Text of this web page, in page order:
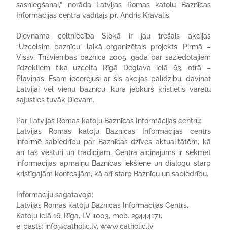
sasniegšanai,” norāda Latvijas Romas katoļu Baznīcas
Informācijas centra vadītājs pr. Andris Kravalis.
Dievnama celtniecība Slokā ir jau trešais akcijas
“Uzcelsim baznīcu” laikā organizētais projekts. Pirmā –
Vissv. Trīsvienības baznīca 2005. gadā par saziedotajiem
līdzekļiem tika uzcelta Rīgā Deglava ielā 63, otrā –
Pļaviņās. Esam iecerējuši ar šīs akcijas palīdzību, dāvināt
Latvijai vēl vienu baznīcu, kurā jebkurš kristietis varētu
sajusties tuvāk Dievam.
Par Latvijas Romas katoļu Baznīcas Informācijas centru:
Latvijas Romas katoļu Baznīcas Informācijas centrs
informē sabiedrību par Baznīcas dzīves aktualitātēm, kā
arī tās vēsturi un tradīcijām. Centra aicinājums ir sekmēt
informācijas apmaiņu Baznīcas iekšienē un dialogu starp
kristīgajām konfesijām, kā arī starp Baznīcu un sabiedrību.
Informāciju sagatavoja:
Latvijas Romas katoļu Baznīcas Informācijas Centrs,
Katoļu ielā 16, Rīga, LV 1003, mob. 29444171,
e-pasts: info@catholic.lv, www.catholic.lv